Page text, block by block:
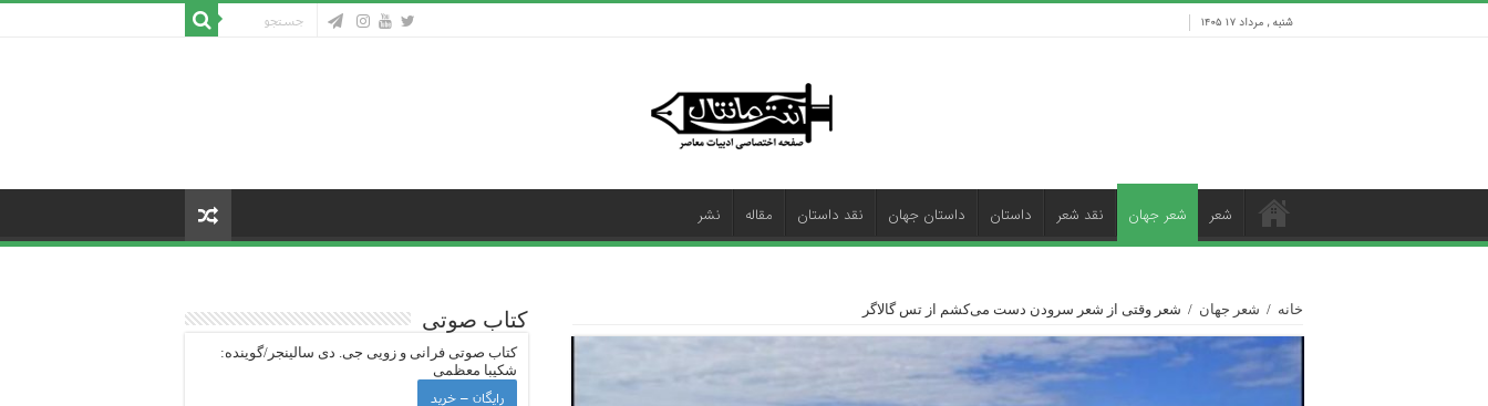
شنبه , مرداد ۱۷ ۱۴۰۵
شعر شعر جهان نقد شعر داستان داستان جهان نقد داستان مقاله نشر
خانه / شعر جهان / شعر وقتی از شعر سرودن دست می‌کشم از تس گالاگر کتاب صوتی
کتاب صوتی فرانی و زویی جی‌. دی سالینجر/گوینده:
شکیبا معظمی
رایگان – خرید